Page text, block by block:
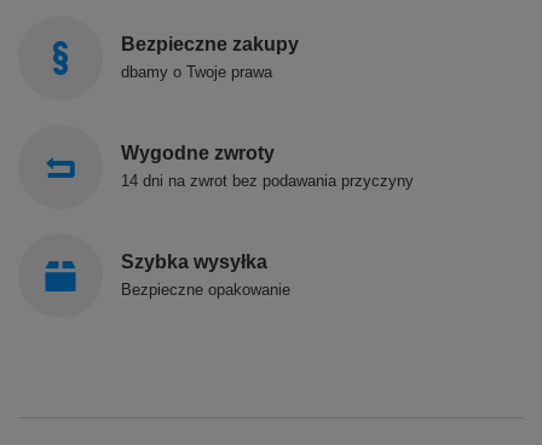
Bezpieczne zakupy
dbamy o Twoje prawa
Wygodne zwroty
14 dni na zwrot bez podawania przyczyny
Szybka wysyłka
Bezpieczne opakowanie